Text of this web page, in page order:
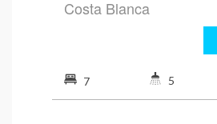
Costa Blanca
7 5